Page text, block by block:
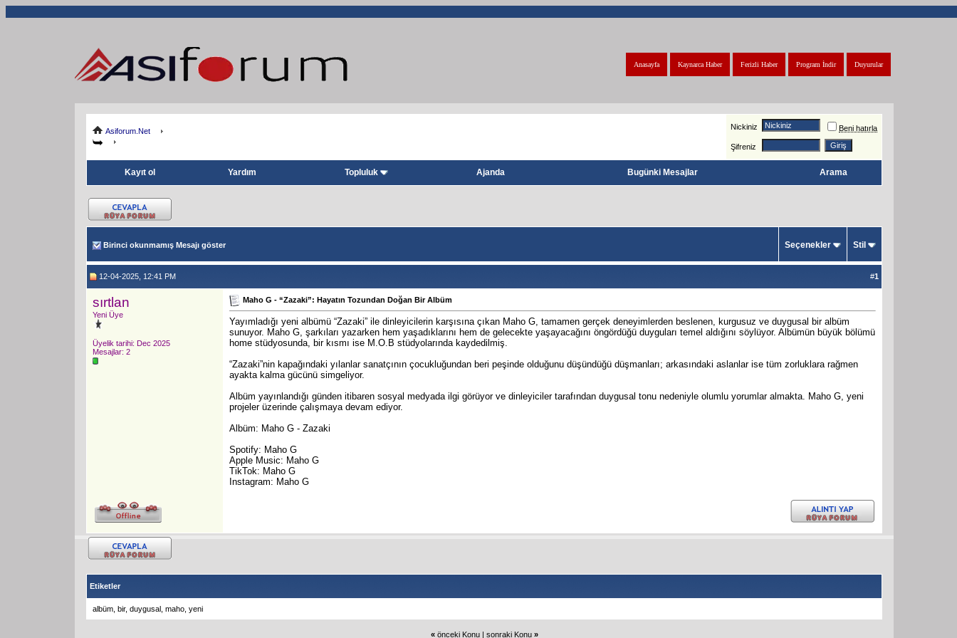
Duyurular
Program İndir
Ferizli Haber
Kaynarca Haber
Anasayfa
Asiforum.Net Nickiniz Beni hatırla
Şifreniz
Kayıt ol Yardım Topluluk Ajanda Bugünki Mesajlar Arama
Birinci okunmamış Mesajı göster Seçenekler Stil
12-04-2025, 12:41 PM #1
sırtlan
Yeni Üye
Üyelik tarihi: Dec 2025
Mesajlar: 2
Maho G - “Zazaki”: Hayatın Tozundan Doğan Bir Albüm
Yayımladığı yeni albümü “Zazaki” ile dinleyicilerin karşısına çıkan Maho G, tamamen gerçek deneyimlerden beslenen, kurgusuz ve duygusal bir albüm
sunuyor. Maho G, şarkıları yazarken hem yaşadıklarını hem de gelecekte yaşayacağını öngördüğü duyguları temel aldığını söylüyor. Albümün büyük bölümü
home stüdyosunda, bir kısmı ise M.O.B stüdyolarında kaydedilmiş.
“Zazaki”nin kapağındaki yılanlar sanatçının çocukluğundan beri peşinde olduğunu düşündüğü düşmanları; arkasındaki aslanlar ise tüm zorluklara rağmen
ayakta kalma gücünü simgeliyor.
Albüm yayınlandığı günden itibaren sosyal medyada ilgi görüyor ve dinleyiciler tarafından duygusal tonu nedeniyle olumlu yorumlar almakta. Maho G, yeni
projeler üzerinde çalışmaya devam ediyor.
Albüm: Maho G - Zazaki
Spotify: Maho G
Apple Music: Maho G
TikTok: Maho G
Instagram: Maho G
Etiketler
albüm bir, duygusal maho yeni
« önceki Konu| sonraki Konu »